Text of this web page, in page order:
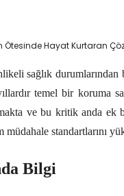
sağlık
temel bir koruma
ve bu kritik anda
standartlarını
Bilgi